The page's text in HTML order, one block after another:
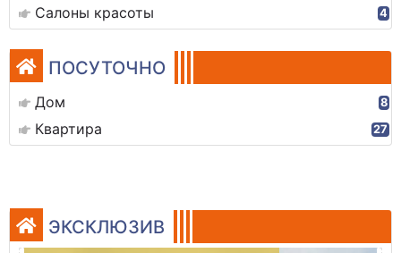
Салоны красоты 4
ПОСУТОЧНО
Дом 8
Квартира 27
ЭКСКЛЮЗИВ